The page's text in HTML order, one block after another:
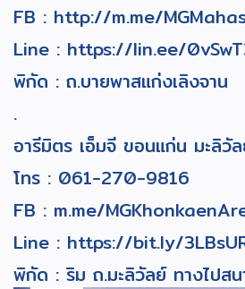
FB : http://m.me/
Line : https://lin.ee/
พิกัด : ถ.บายพาสแก่งเลิงจาน
.
อารีมิตร เอ็มจี ขอนแก่น มะลิวั
โทร : 061-270-9816
FB : m.me/
Line : https://bit.ly/
พิกัด : ริม ถ.มะลิวัลย์ ทางไปส